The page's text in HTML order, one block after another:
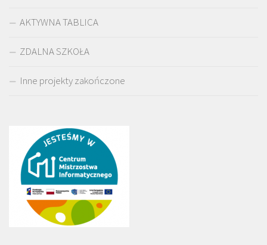
AKTYWNA TABLICA
ZDALNA SZKOŁA
Inne projekty zakończone